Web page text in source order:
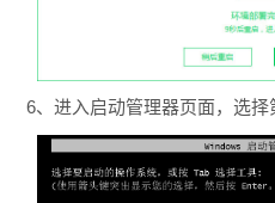
6、进入启动管理器页面，选择